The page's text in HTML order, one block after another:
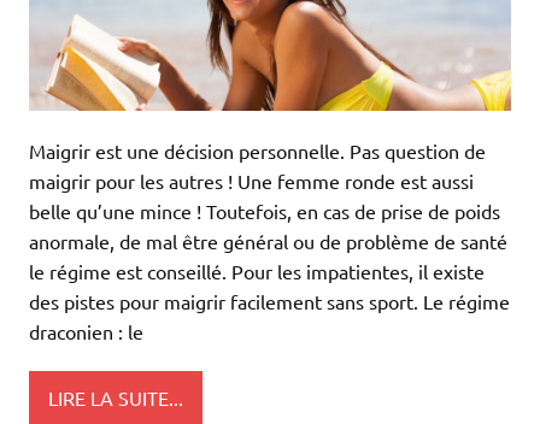
Maigrir est une décision personnelle. Pas question de
maigrir pour les autres ! Une femme ronde est aussi
belle qu’une mince ! Toutefois, en cas de prise de poids
anormale, de mal être général ou de problème de santé
le régime est conseillé. Pour les impatientes, il existe
des pistes pour maigrir facilement sans sport. Le régime
draconien : le
LIRE LA SUITE...